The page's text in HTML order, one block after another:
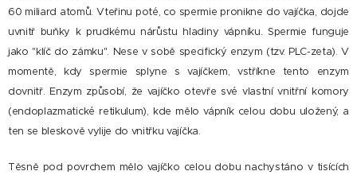
60 miliard atomů. Vteřinu poté, co spermie pronikne do vajíčka, dojde
uvnitř buňky k prudkému nárůstu hladiny vápníku. Spermie funguje
jako "klíč do zámku". Nese v sobě specifický enzym (tzv. PLC-zeta). V
momentě, kdy spermie splyne s vajíčkem, vstříkne tento enzym
dovnitř. Enzym způsobí, že vajíčko otevře své vlastní vnitřní komory
(endoplazmatické retikulum), kde mělo vápník celou dobu uložený, a
ten se bleskově vylije do vnitřku vajíčka.
Těsně pod povrchem mělo vajíčko celou dobu nachystáno v tisících